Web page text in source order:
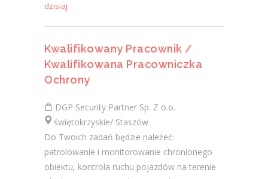
dzisiaj
Kwalifikowany Pracownik /
Kwalifikowana Pracowniczka
Ochrony
DGP Security Partner Sp. Z o.o.
świętokrzyskie/ Staszów
Do Twoich zadań będzie należeć:
patrolowanie i monitorowanie chronionego
obiektu, kontrola ruchu pojazdów na terenie